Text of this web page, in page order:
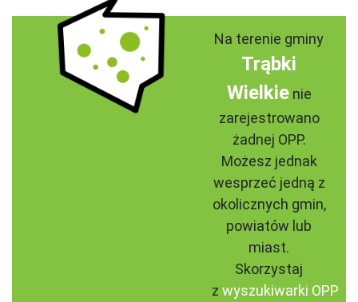
Na terenie gminy
Trąbki
Wielkienie
zarejestrowano
żadnej OPP.
Możesz jednak
wesprzeć jedną z
okolicznych gmin,
powiatów lub
miast.
Skorzystaj
z wyszukiwarki OPP